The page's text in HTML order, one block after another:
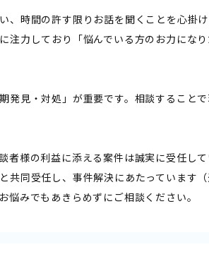
、時間の許す限りお話を聞くことを心掛
注力しており「悩んでいる方のお力にな
発見・対処」が重要です。相談すること
者様の利益に添える案件は誠実に受任し
共同受任し、事件解決にあたっています
悩みでもあきらめずにご相談ください。